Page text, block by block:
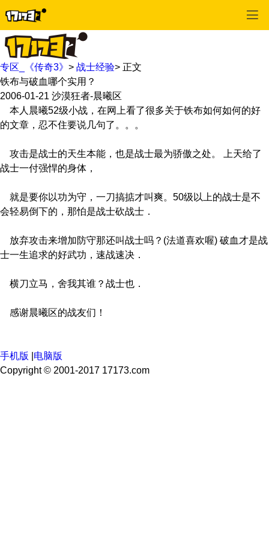
专区_《传奇3》 > 战士经验> 正文
铁布与破血哪个实用？
2006-01-21 沙漠狂者-晨曦区
本人晨曦52级小战，在网上看了很多关于铁布如何如何的好
的文章，忍不住要说几句了。。。
攻击是战士的天生本能，也是战士最为骄傲之处。 上天给了
战士一付强悍的身体，
就是要你以功为守，一刀搞掂才叫爽。50级以上的战士是不
会轻易倒下的，那怕是战士砍战士．
放弃攻击来增加防守那还叫战士吗？(法道喜欢喔) 破血才是战
士一生追求的好武功，速战速决．
横刀立马，舍我其谁？战士也．
感谢晨曦区的战友们！
手机版
电脑版
Copyright © 2001-2017 17173.com